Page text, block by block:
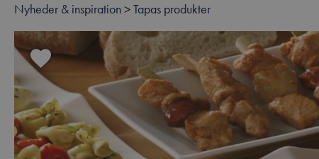
Nyheder & inspiration>Tapas produkter